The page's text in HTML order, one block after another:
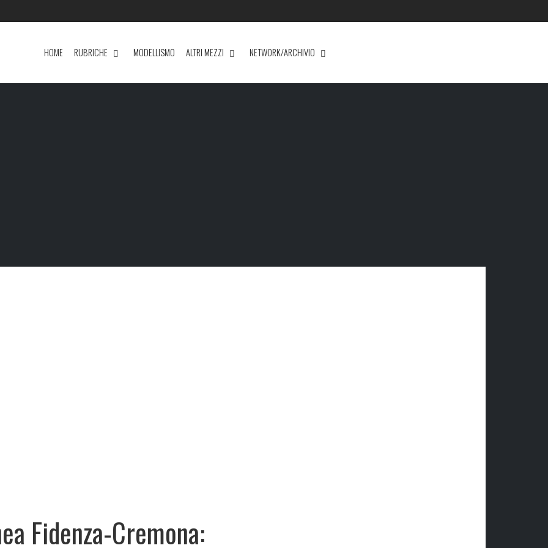
HOME RUBRICHE MODELLISMO ALTRI MEZZI NETWORK/ARCHIVIO
Fidenza-Cremona: